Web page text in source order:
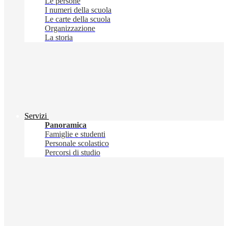
I numeri della scuola
Le carte della scuola
Organizzazione
La storia
Servizi
Panoramica
Famiglie e studenti
Personale scolastico
Percorsi di studio